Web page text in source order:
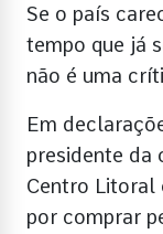
Se o país
tempo que já
não é uma
Em
presidente da
Centro Litoral
por comprar